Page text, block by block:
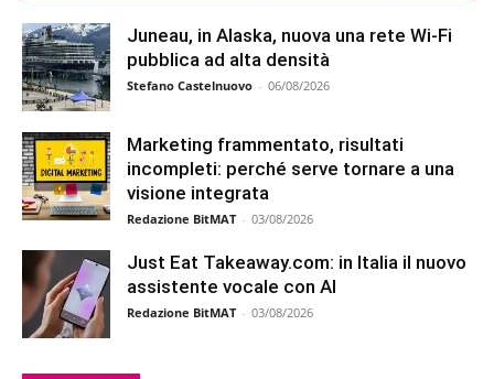
Juneau, in Alaska, nuova una rete Wi-Fi
pubblica ad alta densità
Stefano Castelnuovo - 06/08/2026
Marketing frammentato, risultati
incompleti: perché serve tornare a una
visione integrata
Redazione BitMAT - 03/08/2026
Just Eat Takeaway.com: in Italia il nuovo
assistente vocale con AI
Redazione BitMAT - 03/08/2026